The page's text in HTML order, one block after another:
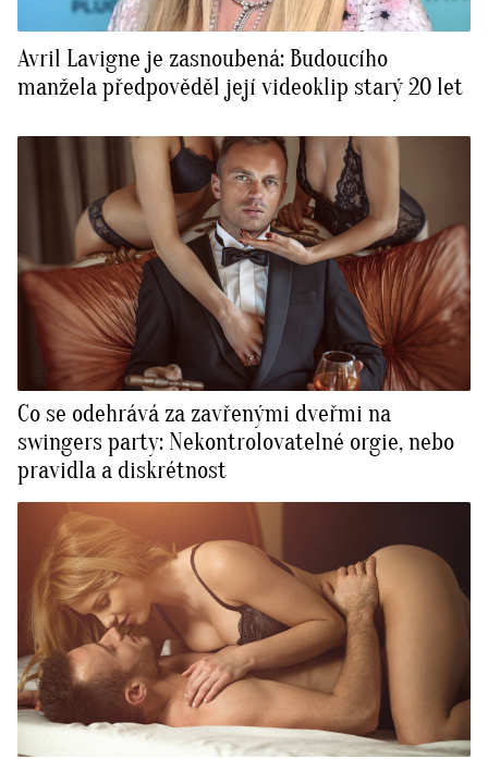
Avril Lavigne je zasnoubená: Budoucího
manžela předpověděl její videoklip starý 20 let
Co se odehrává za zavřenými dveřmi na
swingers party: Nekontrolovatelné orgie, nebo
pravidla a diskrétnost